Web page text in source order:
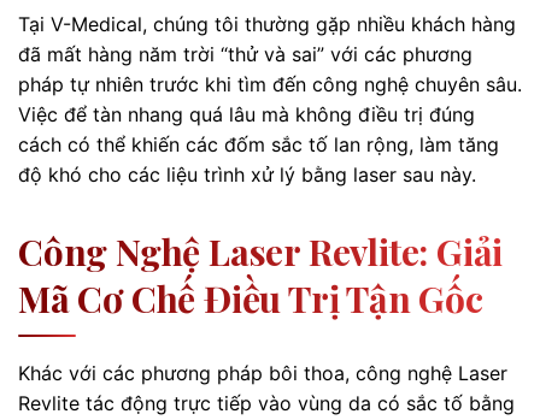
Tại V-Medical, chúng tôi thường gặp nhiều khách hàng
đã mất hàng năm trời “thử và sai” với các phương
pháp tự nhiên trước khi tìm đến công nghệ chuyên sâu.
Việc để tàn nhang quá lâu mà không điều trị đúng
cách có thể khiến các đốm sắc tố lan rộng, làm tăng
độ khó cho các liệu trình xử lý bằng laser sau này.
Công Nghệ Laser Revlite: Giải
Mã Cơ Chế Điều Trị Tận Gốc
Khác với các phương pháp bôi thoa, công nghệ Laser
Revlite tác động trực tiếp vào vùng da có sắc tố bằng